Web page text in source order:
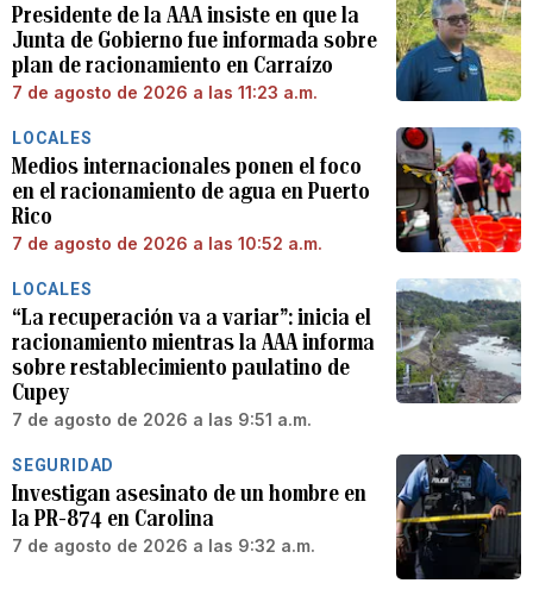
Presidente de la AAA insiste en que la
Junta de Gobierno fue informada sobre
plan de racionamiento en Carraízo
7 de agosto de 2026 a las 11:23 a.m.
LOCALES
Medios internacionales ponen el foco
en el racionamiento de agua en Puerto
Rico
7 de agosto de 2026 a las 10:52 a.m.
LOCALES
“La recuperación va a variar”: inicia el
racionamiento mientras la AAA informa
sobre restablecimiento paulatino de
Cupey
7 de agosto de 2026 a las 9:51 a.m.
SEGURIDAD
Investigan asesinato de un hombre en
la PR-874 en Carolina
7 de agosto de 2026 a las 9:32 a.m.